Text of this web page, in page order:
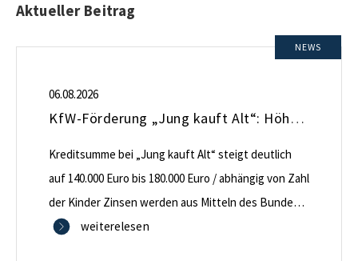
Aktueller Beitrag
NEWS
06.08.2026
KfW-Förderung „Jung kauft Alt“: Höhere Kredite ab August 2026
Kreditsumme bei „Jung kauft Alt“ steigt deutlich
auf 140.000 Euro bis 180.000 Euro / abhängig von Zahl
der Kinder Zinsen werden aus Mitteln des Bundes
verbilligt: Heutiger Zins bei 0,53 Prozent effektiv bei
weiterelesen